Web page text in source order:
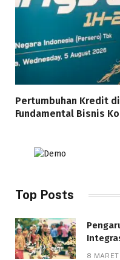
Pertumbuhan Kredit
Fundamental Bisnis
Top Posts
8